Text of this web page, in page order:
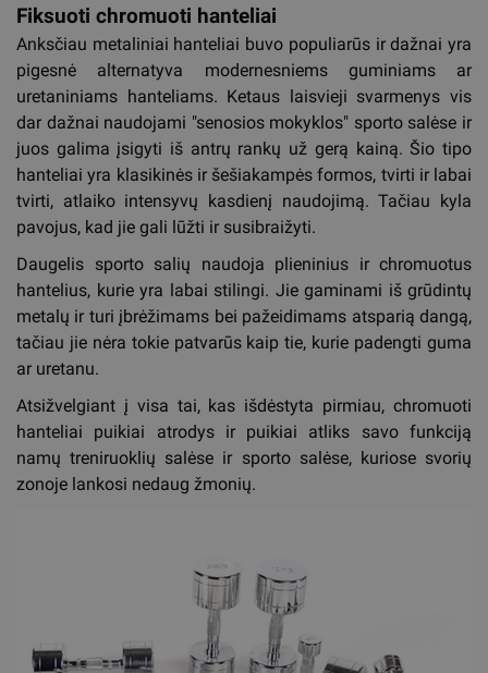
Fiksuoti chromuoti hanteliai
Anksčiau metaliniai hanteliai buvo populiarūs ir dažnai yra
pigesnė alternatyva modernesniems guminiams ar
uretaniniams hanteliams. Ketaus laisvieji svarmenys vis
dar dažnai naudojami "senosios mokyklos" sporto salėse ir
juos galima įsigyti iš antrų rankų už gerą kainą. Šio tipo
hanteliai yra klasikinės ir šešiakampės formos, tvirti ir labai
tvirti, atlaiko intensyvų kasdienį naudojimą. Tačiau kyla
pavojus, kad jie gali lūžti ir susibraižyti.
Daugelis sporto salių naudoja plieninius ir chromuotus
hantelius, kurie yra labai stilingi. Jie gaminami iš grūdintų
metalų ir turi įbrėžimams bei pažeidimams atsparią dangą,
tačiau jie nėra tokie patvarūs kaip tie, kurie padengti guma
ar uretanu.
Atsižvelgiant į visa tai, kas išdėstyta pirmiau, chromuoti
hanteliai puikiai atrodys ir puikiai atliks savo funkciją
namų treniruoklių salėse ir sporto salėse, kuriose svorių
zonoje lankosi nedaug žmonių.